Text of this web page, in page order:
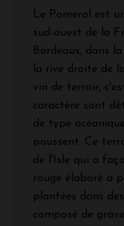
Le Pomerol est
sud-ouest de la
Bordeaux, dans
la rive droite de
vin de terroir,
caractère sont
de type
poussent. Ce
de l'Isle qui a
rouge élaboré à
plantées dans
composé de